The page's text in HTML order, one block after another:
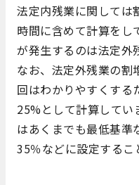
法定内残業に関しては
時間に含めて計算をし
が発生するのは法定外
なお、法定外残業の割
回はわかりやすくする
25%として計算してい
はあくまでも最低基準
35％などに設定するこ